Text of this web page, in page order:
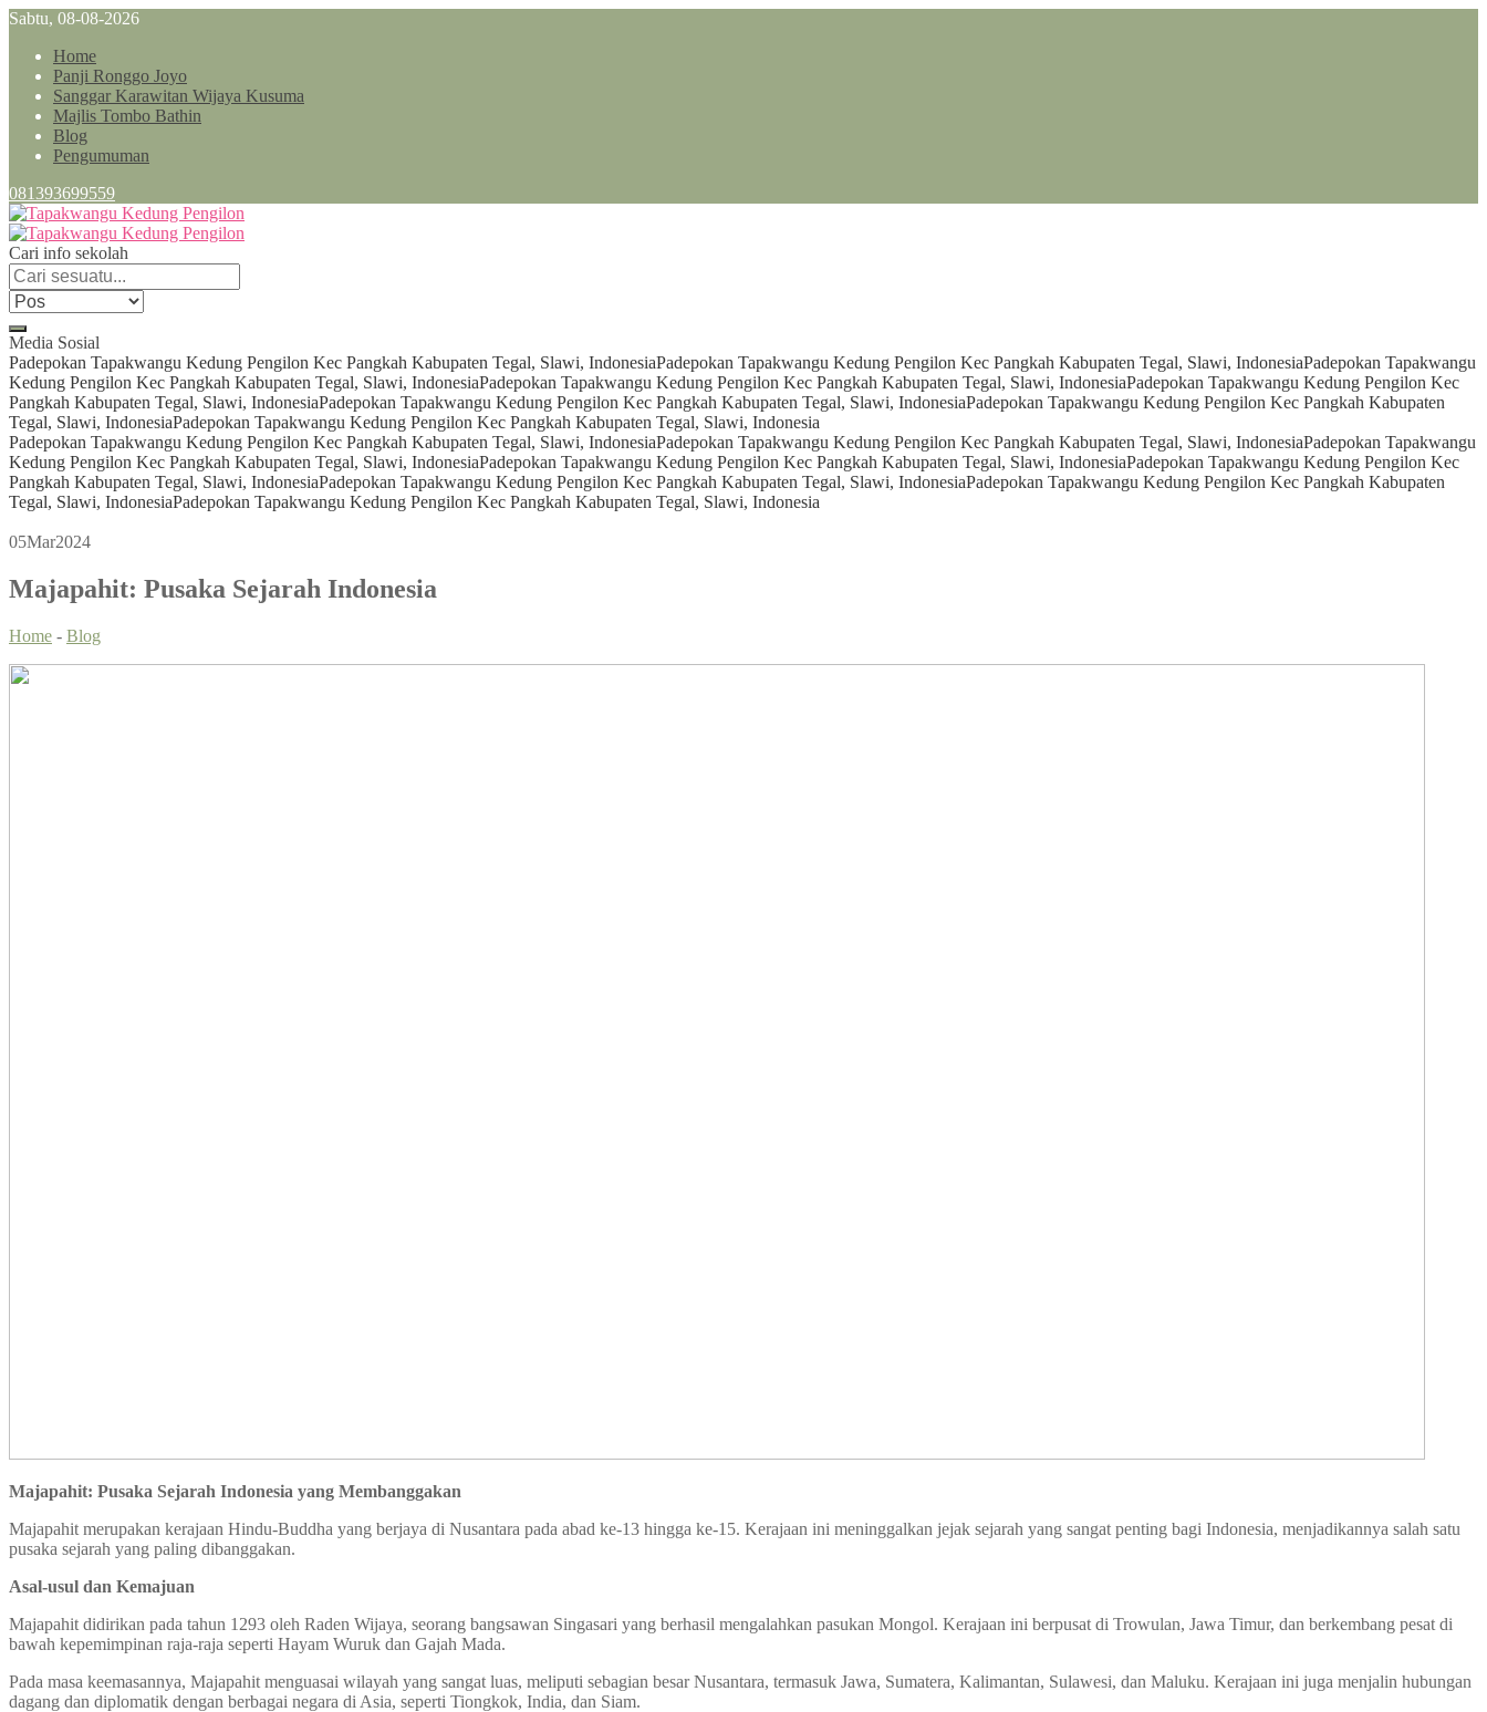
Sabtu, 08-08-2026
Home
Panji Ronggo Joyo
Sanggar Karawitan Wijaya Kusuma
Majlis Tombo Bathin
Blog
Pengumuman
081393699559
Cari info sekolah
Media Sosial
Padepokan Tapakwangu Kedung Pengilon Kec Pangkah Kabupaten Tegal, Slawi, IndonesiaPadepokan Tapakwangu Kedung Pengilon Kec Pangkah Kabupaten Tegal, Slawi, IndonesiaPadepokan Tapakwangu
Kedung Pengilon Kec Pangkah Kabupaten Tegal, Slawi, IndonesiaPadepokan Tapakwangu Kedung Pengilon Kec Pangkah Kabupaten Tegal, Slawi, IndonesiaPadepokan Tapakwangu Kedung Pengilon Kec
Pangkah Kabupaten Tegal, Slawi, IndonesiaPadepokan Tapakwangu Kedung Pengilon Kec Pangkah Kabupaten Tegal, Slawi, IndonesiaPadepokan Tapakwangu Kedung Pengilon Kec Pangkah Kabupaten
Tegal, Slawi, IndonesiaPadepokan Tapakwangu Kedung Pengilon Kec Pangkah Kabupaten Tegal, Slawi, Indonesia
Padepokan Tapakwangu Kedung Pengilon Kec Pangkah Kabupaten Tegal, Slawi, IndonesiaPadepokan Tapakwangu Kedung Pengilon Kec Pangkah Kabupaten Tegal, Slawi, IndonesiaPadepokan Tapakwangu
Kedung Pengilon Kec Pangkah Kabupaten Tegal, Slawi, IndonesiaPadepokan Tapakwangu Kedung Pengilon Kec Pangkah Kabupaten Tegal, Slawi, IndonesiaPadepokan Tapakwangu Kedung Pengilon Kec
Pangkah Kabupaten Tegal, Slawi, IndonesiaPadepokan Tapakwangu Kedung Pengilon Kec Pangkah Kabupaten Tegal, Slawi, IndonesiaPadepokan Tapakwangu Kedung Pengilon Kec Pangkah Kabupaten
Tegal, Slawi, IndonesiaPadepokan Tapakwangu Kedung Pengilon Kec Pangkah Kabupaten Tegal, Slawi, Indonesia
05Mar2024
Majapahit: Pusaka Sejarah Indonesia
Home - Blog
Majapahit: Pusaka Sejarah Indonesia yang Membanggakan
Majapahit merupakan kerajaan Hindu-Buddha yang berjaya di Nusantara pada abad ke-13 hingga ke-15. Kerajaan ini meninggalkan jejak sejarah yang sangat penting bagi Indonesia, menjadikannya salah satu
pusaka sejarah yang paling dibanggakan.
Asal-usul dan Kemajuan
Majapahit didirikan pada tahun 1293 oleh Raden Wijaya, seorang bangsawan Singasari yang berhasil mengalahkan pasukan Mongol. Kerajaan ini berpusat di Trowulan, Jawa Timur, dan berkembang pesat di
bawah kepemimpinan raja-raja seperti Hayam Wuruk dan Gajah Mada.
Pada masa keemasannya, Majapahit menguasai wilayah yang sangat luas, meliputi sebagian besar Nusantara, termasuk Jawa, Sumatera, Kalimantan, Sulawesi, dan Maluku. Kerajaan ini juga menjalin hubungan
dagang dan diplomatik dengan berbagai negara di Asia, seperti Tiongkok, India, dan Siam.